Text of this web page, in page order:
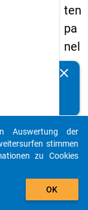
ten
pa
nel
s
-
ers
te
clear
auto_stories
add_shopping_cart
Auswertung der
stimmen
zu Cookies
OK